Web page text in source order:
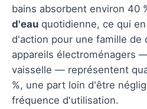
bains absorbent environ 40
d'eau quotidienne, ce qui
d'action pour une famille de
appareils électroménagers
vaisselle — représentent
%, une part loin d'être
fréquence d'utilisation.